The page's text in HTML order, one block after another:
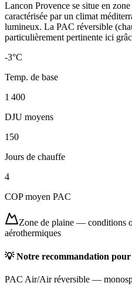
Lancon Provence se situe en zone
caractérisée par un climat
lumineux. La PAC réversible
particulièrement pertinente ici
-3°C
Temp. de base
1 400
DJU moyens
150
Jours de chauffe
4
COP moyen PAC
Zone de plaine — conditions
aérothermiques
💡 Notre recommandation pour
PAC Air/Air réversible —